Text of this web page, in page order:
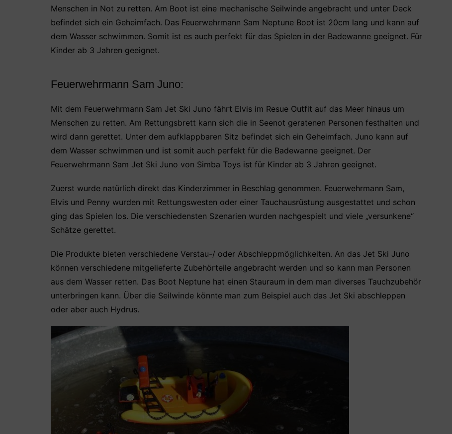
Menschen in Not zu retten. Am Boot ist eine mechanische Seilwinde angebracht und unter Deck
befindet sich ein Geheimfach. Das Feuerwehrmann Sam Neptune Boot ist 20cm lang und kann auf
dem Wasser schwimmen. Somit ist es auch perfekt für das Spielen in der Badewanne geeignet. Für
Kinder ab 3 Jahren geeignet.
Feuerwehrmann Sam Juno:
Mit dem Feuerwehrmann Sam Jet Ski Juno fährt Elvis im Resue Outfit auf das Meer hinaus um
Menschen zu retten. Am Rettungsbrett kann sich die in Seenot geratenen Personen festhalten und
wird dann gerettet. Unter dem aufklappbaren Sitz befindet sich ein Geheimfach. Juno kann auf
dem Wasser schwimmen und ist somit auch perfekt für die Badewanne geeignet. Der
Feuerwehrmann Sam Jet Ski Juno von Simba Toys ist für Kinder ab 3 Jahren geeignet.
Zuerst wurde natürlich direkt das Kinderzimmer in Beschlag genommen. Feuerwehrmann Sam,
Elvis und Penny wurden mit Rettungswesten oder einer Tauchausrüstung ausgestattet und schon
ging das Spielen los. Die verschiedensten Szenarien wurden nachgespielt und viele „versunkene“
Schätze gerettet.
Die Produkte bieten verschiedene Verstau-/ oder Abschleppmöglichkeiten. An das Jet Ski Juno
können verschiedene mitgelieferte Zubehörteile angebracht werden und so kann man Personen
aus dem Wasser retten. Das Boot Neptune hat einen Stauraum in dem man diverses Tauchzubehör
unterbringen kann. Über die Seilwinde könnte man zum Beispiel auch das Jet Ski abschleppen
oder aber auch Hydrus.